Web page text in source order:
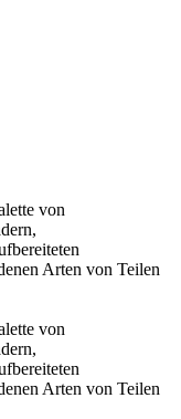
von
Arten von Teilen
von
Arten von Teilen